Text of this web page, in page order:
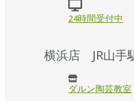
24時間受付中
横浜店 JR山手
ダルン陶芸教室